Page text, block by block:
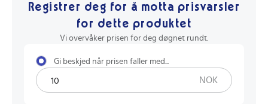
Registrer deg for å motta prisvarsler
for dette produktet
Vi overvåker prisen for deg døgnet rundt.
Gi beskjed når prisen faller med...
NOK